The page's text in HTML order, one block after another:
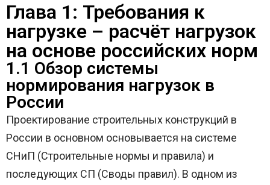
Глава 1: Требования к
нагрузке – расчёт нагрузок
на основе российских норм
1.1 Обзор системы
нормирования нагрузок в
России
Проектирование строительных конструкций в
России в основном основывается на системе
СНиП (Строительные нормы и правила) и
последующих СП (Своды правил). В одном из